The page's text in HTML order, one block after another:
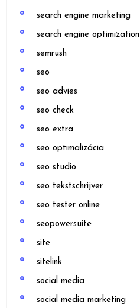
search engine marketing
search engine optimization
semrush
seo
seo advies
seo check
seo extra
seo optimalizácia
seo studio
seo tekstschrijver
seo tester online
seopowersuite
site
sitelink
social media
social media marketing